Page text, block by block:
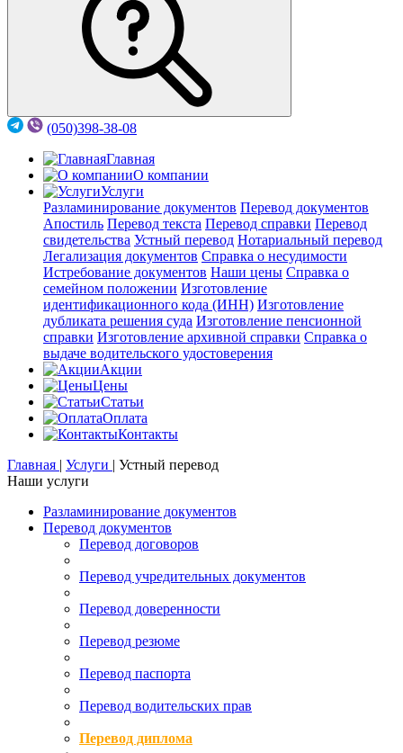
(050)398-38-08
Главная
О компании
Услуги
Разламинирование документов Перевод документов
Апостиль Перевод текста Перевод справки Перевод
свидетельства Устный перевод Нотариальный перевод
Легализация документов Справка о несудимости
Истребование документов Наши цены Справка о
семейном положении Изготовление
идентификационного кода (ИНН) Изготовление
дубликата решения суда Изготовление пенсионной
справки Изготовление архивной справки Справка о
выдаче водительского удостоверения
Акции
Цены
Статьи
Оплата
Контакты
Главная | Услуги | Устный перевод
Наши услуги
Разламинирование документов
Перевод документов
Перевод договоров
Перевод учредительных документов
Перевод доверенности
Перевод резюме
Перевод паспорта
Перевод водительских прав
Перевод диплома